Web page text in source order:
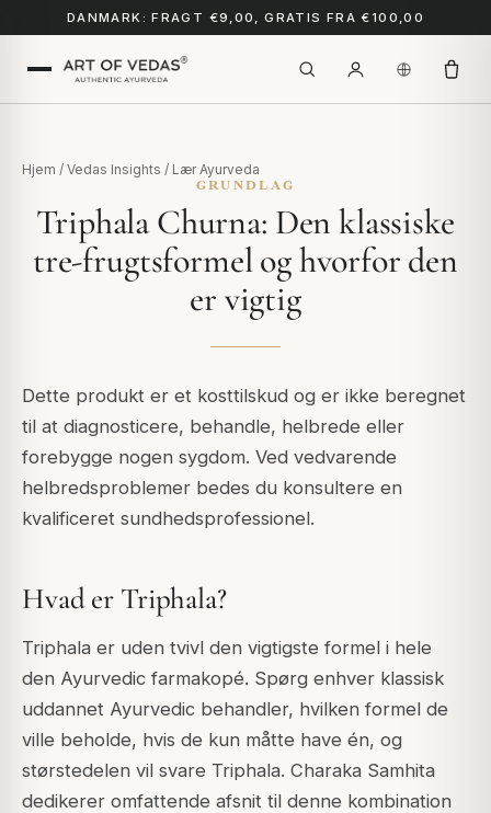
DANMARK: FRAGT €9,00, GRATIS FRA €100,00
Hjem / Vedas Insights / Lær Ayurveda
GRUNDLAG
Triphala Churna: Den klassiske
tre-frugtsformel og hvorfor den
er vigtig
Dette produkt er et kosttilskud og er ikke beregnet
til at diagnosticere, behandle, helbrede eller
forebygge nogen sygdom. Ved vedvarende
helbredsproblemer bedes du konsultere en
kvalificeret sundhedsprofessionel.
Hvad er Triphala?
Triphala er uden tvivl den vigtigste formel i hele
den Ayurvedic farmakopé. Spørg enhver klassisk
uddannet Ayurvedic behandler, hvilken formel de
ville beholde, hvis de kun måtte have én, og
størstedelen vil svare Triphala. Charaka Samhita
dedikerer omfattende afsnit til denne kombination